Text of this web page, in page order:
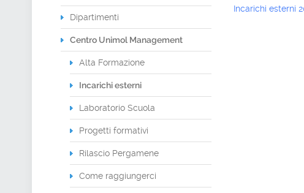
Incarichi esterni
Dipartimenti
Centro Unimol Management
Alta Formazione
Incarichi esterni
Laboratorio Scuola
Progetti formativi
Rilascio Pergamene
Come raggiungerci